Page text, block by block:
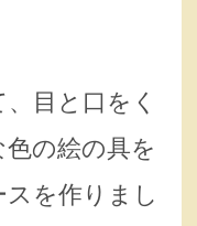
目と口をく
の絵の具を
を作りまし